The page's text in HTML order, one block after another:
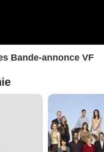
Bande-annonce VF